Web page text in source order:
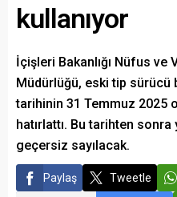
kullanıyor
İçişleri Bakanlığı Nüfus ve
Müdürlüğü, eski tip
tarihinin 31 Temmuz 2025
hatırlattı. Bu tarihten
geçersiz sayılacak.
Paylaş Tweetle